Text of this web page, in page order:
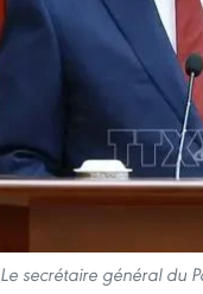
Le secrétaire général du